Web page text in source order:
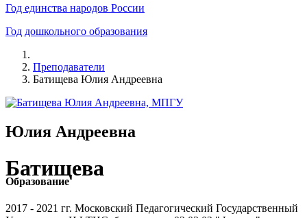
Год единства народов России
Год дошкольного образования
Преподаватели
Батищева Юлия Андреевна
Юлия Андреевна
Батищева
Образование
2017 - 2021 гг. Московский Педагогический Государственный